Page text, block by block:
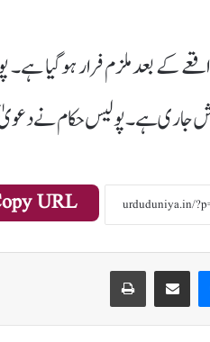
کے بعد ملزم فرار ہوگیا
ہے۔ پولیس حکام نے دعویٰ
URL